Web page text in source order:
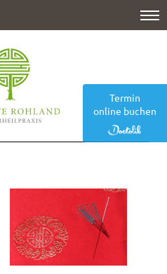
BEHANDLUNGSGEBIETE
DIAGNOSTIK
THERAPIEVERFAHREN
Termin
online buchen